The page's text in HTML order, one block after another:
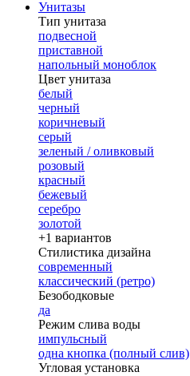
Унитазы
Тип унитаза
подвесной
приставной
напольный моноблок
Цвет унитаза
белый
черный
коричневый
серый
зеленый / оливковый
розовый
красный
бежевый
серебро
золотой
+1 вариантов
Стилистика дизайна
современный
классический (ретро)
Безободковые
да
Режим слива воды
импульсный
одна кнопка (полный слив)
Угловая установка